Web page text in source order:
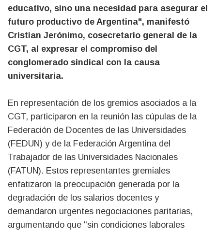
educativo, sino una necesidad para asegurar el
futuro productivo de Argentina", manifestó
Cristian Jerónimo, cosecretario general de la
CGT, al expresar el compromiso del
conglomerado sindical con la causa
universitaria.
En representación de los gremios asociados a la
CGT, participaron en la reunión las cúpulas de la
Federación de Docentes de las Universidades
(FEDUN) y de la Federación Argentina del
Trabajador de las Universidades Nacionales
(FATUN). Estos representantes gremiales
enfatizaron la preocupación generada por la
degradación de los salarios docentes y
demandaron urgentes negociaciones paritarias,
argumentando que "sin condiciones laborales